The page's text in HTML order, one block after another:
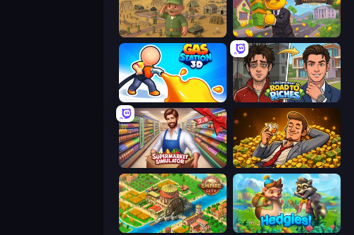
Army Base Of America The Hustler
Gas Station 3D Life Simulator: Road to Riches
Supermarket Simulator: Store Manager Idle Billionaire Tycoon
Empire City Hedgies